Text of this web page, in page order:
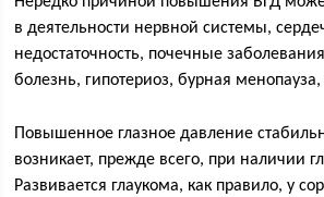
в деятельности нервной системы,
недостаточность, почечные
болезнь, гипотериоз, бурная
Повышенное глазное давление
возникает, прежде всего, при наличии
Развивается глаукома, как правило, у